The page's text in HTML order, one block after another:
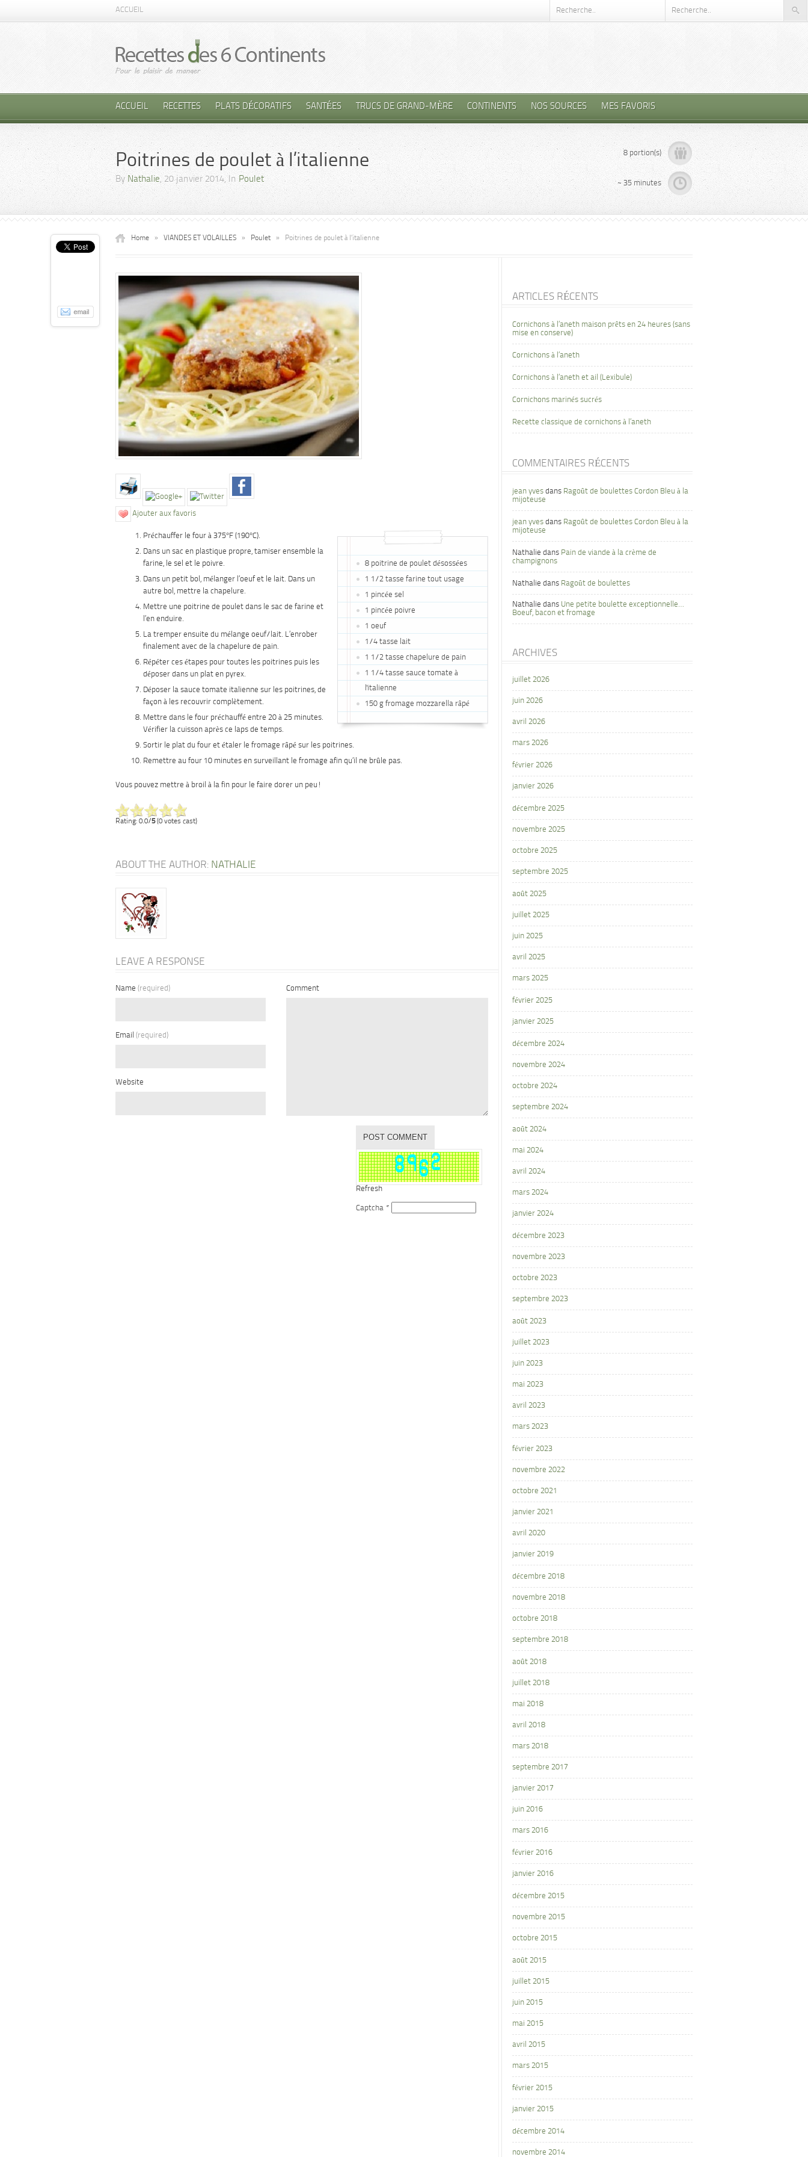
ACCUEIL
ACCUEIL RECETTES PLATS DÉCORATIFS SANTÉES TRUCS DE GRAND-MÈRE CONTINENTS NOS SOURCES MES FAVORIS
Poitrines de poulet à l’italienne
By Nathalie, 20 janvier 2014, InPoulet
8 portion(s)
~ 35 minutes
Home » VIANDES ET VOLAILLES » Poulet » Poitrines de poulet à l’italienne
Ajouter aux favoris
8 poitrine de poulet désossées
1 1/2 tasse farine tout usage
1 pincée sel
1 pincée poivre
1 oeuf
1/4 tasse lait
1 1/2 tasse chapelure de pain
1 1/4 tasse sauce tomate à
l'italienne
150 g fromage mozzarella râpé
Préchauffer le four à 375°F (190°C).
Dans un sac en plastique propre, tamiser ensemble la
farine, le sel et le poivre.
Dans un petit bol, mélanger l’oeuf et le lait. Dans un
autre bol, mettre la chapelure.
Mettre une poitrine de poulet dans le sac de farine et
l’en enduire.
La tremper ensuite du mélange oeuf/lait. L’enrober
finalement avec de la chapelure de pain.
Répéter ces étapes pour toutes les poitrines puis les
déposer dans un plat en pyrex.
Déposer la sauce tomate italienne sur les poitrines, de
façon à les recouvrir complètement.
Mettre dans le four préchauffé entre 20 à 25 minutes.
Vérifier la cuisson après ce laps de temps.
Sortir le plat du four et étaler le fromage râpé sur les poitrines.
Remettre au four 10 minutes en surveillant le fromage afin qu’il ne brûle pas.
Vous pouvez mettre à broil à la fin pour le faire dorer un peu!
Rating: 0.0/5(0 votes cast)
ABOUT THE AUTHOR: NATHALIE
LEAVE A RESPONSE
Name (required)
Email (required)
Website
Comment
Refresh
Captcha *
ARTICLES RÉCENTS
Cornichons à l’aneth maison prêts en 24 heures (sans
mise en conserve)
Cornichons à l’aneth
Cornichons à l’aneth et ail (Lexibule)
Cornichons marinés sucrés
Recette classique de cornichons à l’aneth
COMMENTAIRES RÉCENTS
jean yves dans Ragoût de boulettes Cordon Bleu à la
mijoteuse
jean yves dans Ragoût de boulettes Cordon Bleu à la
mijoteuse
Nathalie dans Pain de viande à la crème de
champignons
Nathalie dans Ragoût de boulettes
Nathalie dans Une petite boulette exceptionnelle…
Boeuf, bacon et fromage
ARCHIVES
juillet 2026
juin 2026
avril 2026
mars 2026
février 2026
janvier 2026
décembre 2025
novembre 2025
octobre 2025
septembre 2025
août 2025
juillet 2025
juin 2025
avril 2025
mars 2025
février 2025
janvier 2025
décembre 2024
novembre 2024
octobre 2024
septembre 2024
août 2024
mai 2024
avril 2024
mars 2024
janvier 2024
décembre 2023
novembre 2023
octobre 2023
septembre 2023
août 2023
juillet 2023
juin 2023
mai 2023
avril 2023
mars 2023
février 2023
novembre 2022
octobre 2021
janvier 2021
avril 2020
janvier 2019
décembre 2018
novembre 2018
octobre 2018
septembre 2018
août 2018
juillet 2018
mai 2018
avril 2018
mars 2018
septembre 2017
janvier 2017
juin 2016
mars 2016
février 2016
janvier 2016
décembre 2015
novembre 2015
octobre 2015
août 2015
juillet 2015
juin 2015
mai 2015
avril 2015
mars 2015
février 2015
janvier 2015
décembre 2014
novembre 2014